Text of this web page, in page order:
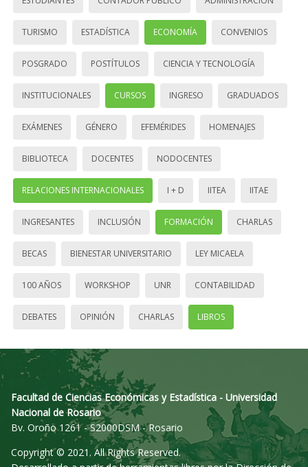
TURISMO ESTADÍSTICA ECONOMÍA CONVENIOS
POSGRADO POSTÍTULOS CIENCIA Y TECNOLOGÍA
INSTITUCIONALES CURSOS INGRESO GRADUADOS
EXÁMENES GÉNERO EFEMÉRIDES HOMENAJES
BIBLIOTECA DOCENTES NODOCENTES
RELACIONES INTERNACIONALES I + D IITEA IITAE
INGRESANTES INCLUSIÓN FORMACIÓN CHARLAS
BECAS BIENESTAR UNIVERSITARIO LEY MICAELA
100 AÑOS WORKSHOP UNR CONTABILIDAD
DEBATES OPINIÓN CHARLAS LIBROS
Facultad de Ciencias Económicas y Estadística - Universidad
Nacional de Rosario
Bv. Oroño 1261 - S2000DSM - Rosario
Copyright © 2021. All Rights Reserved.